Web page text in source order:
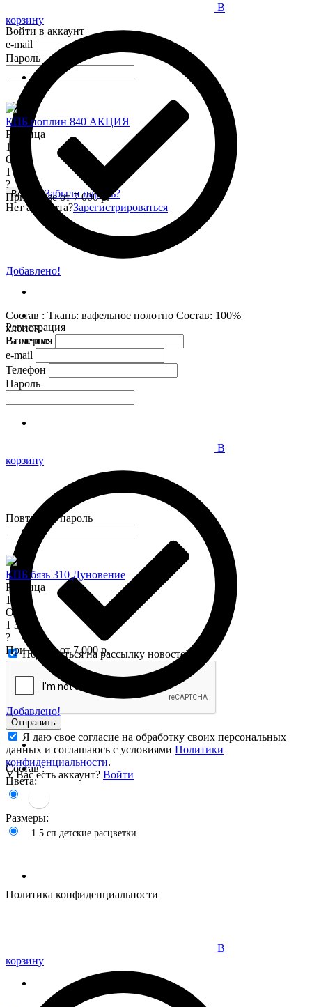
В
корзину
Добавлено!
Состав : Ткань: вафельное полотно Состав: 100%
хлопок.
Размеры:
В
корзину
Добавлено!
КПБ поплин 840 АКЦИЯ
Розница
1 345
Опт
1 150
?
При заказе от 7 000 р.
Состав :
Цвета:
Размеры:
1.5 сп.детские расцветки
В
корзину
КПБ бязь 310 Дуновение
Розница
1 575
Опт
1 345
?
При заказе от 7 000 р.
Войти в аккаунт
e-mail
Пароль
Войти
Забыли пароль?
Нет аккаунта?Зарегистрироваться
Регистрация
Ваше имя
e-mail
Телефон
Пароль
Повторите пароль
Подписаться на рассылку новостей
Отправить
Я даю свое согласие на обработку своих персональных
данных и соглашаюсь с условиями Политики
конфиденциальности.
У Вас есть аккаунт? Войти
Политика конфиденциальности